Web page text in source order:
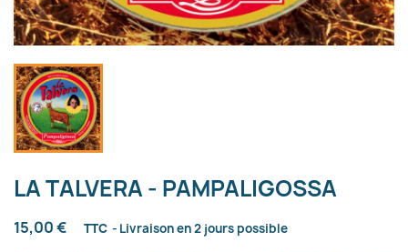
LA TALVERA - PAMPALIGOSSA
15,00 € TTC Livraison en 2 jours possible